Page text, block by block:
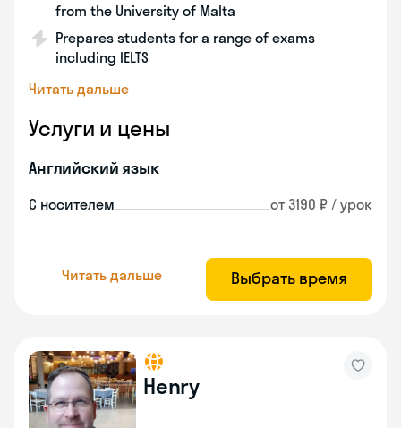
from the University of Malta
Prepares students for a range of exams
including IELTS
Читать дальше
Услуги и цены
Английский язык
С носителем от 3190 ₽ / урок
Читать дальше Выбрать время
Henry